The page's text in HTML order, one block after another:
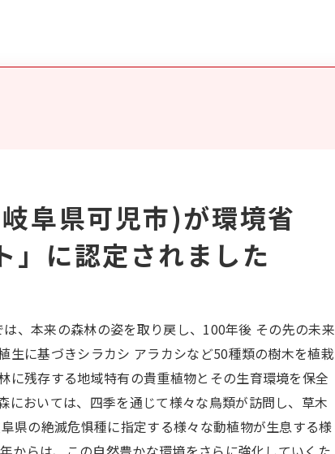
阜県可児市)が環境省
」に認定されました
、本来の森林の姿を取り戻し、100年後 その先の未来
生に基づきシラカシ アラカシなど50種類の樹木を植栽
に残存する地域特有の貴重植物とその生育環境を保全
においては、四季を通じて様々な鳥類が訪問し、草木
県の絶滅危惧種に指定する様々な動植物が生息する様